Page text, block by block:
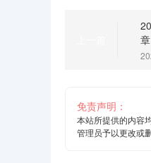
章
免责声明：
本站所提供的内容
管理员予以更改或删